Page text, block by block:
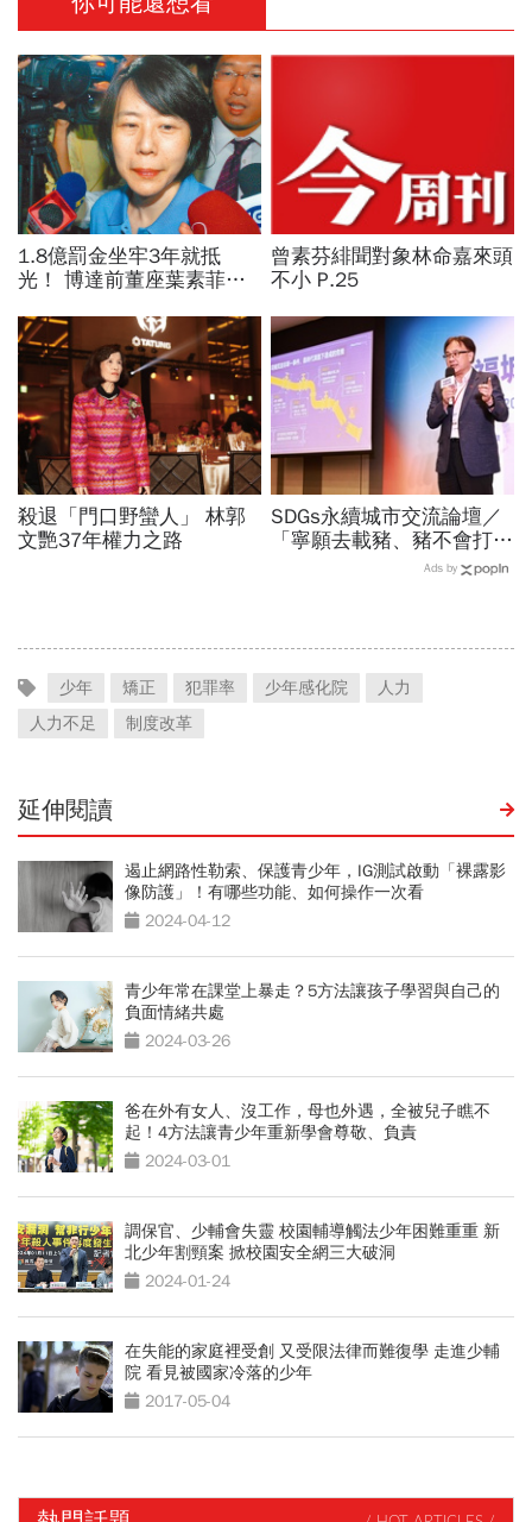
1.8億罰金坐牢3年就抵
光！ 博達前董座葉素菲今
曾素芬緋聞對象林命嘉來頭
不小 P.25
殺退「門口野蠻人」 林郭
文艷37年權力之路
SDGs永續城市交流論壇／
「寧願去載豬、豬不會打
1999」翻轉客運司機荒！
Ads by
少年 矯正 犯罪率 少年感化院
人力
人力不足
制度改革
延伸閱讀
遏止網路性勒索、保護青少年，IG測試啟動「裸露影
像防護」！有哪些功能、如何操作一次看
2024-04-12
青少年常在課堂上暴走？5方法讓孩子學習與自己的
負面情緒共處
2024-03-26
爸在外有女人、沒工作，母也外遇，全被兒子瞧不
起！4方法讓青少年重新學會尊敬、負責
2024-03-01
調保官、少輔會失靈 校園輔導觸法少年困難重重 新
北少年割頸案 掀校園安全網三大破洞
2024-01-24
在失能的家庭裡受創 又受限法律而難復學 走進少輔
院 看見被國家冷落的少年
2017-05-04